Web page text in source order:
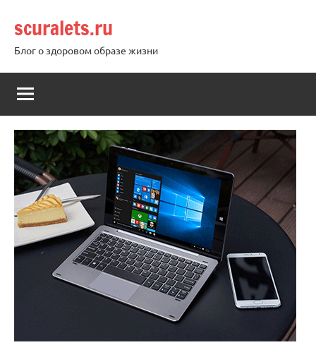
содержимому
scuralets.ru
Блог о здоровом образе жизни